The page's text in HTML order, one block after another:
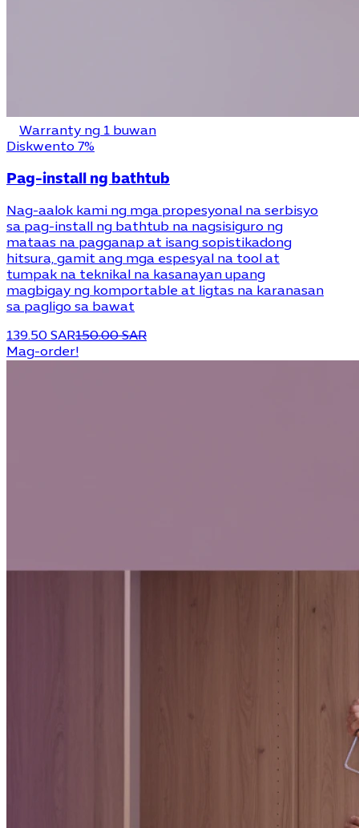
Warranty ng 1 buwan
Diskwento 7%
Pag-install ng bathtub
Nag-aalok kami ng mga propesyonal na serbisyo
sa pag-install ng bathtub na nagsisiguro ng
mataas na pagganap at isang sopistikadong
hitsura, gamit ang mga espesyal na tool at
tumpak na teknikal na kasanayan upang
magbigay ng komportable at ligtas na karanasan
sa pagligo sa bawat
139.50 SAR150.00 SAR
Mag-order!